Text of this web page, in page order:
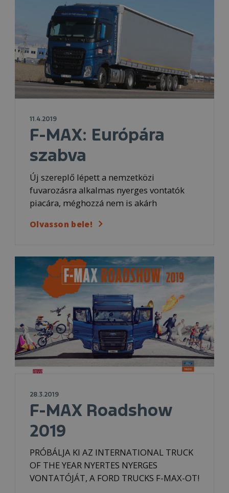
11.4.2019
F-MAX: Európára
szabva
Új szereplő lépett a nemzetközi
fuvarozásra alkalmas nyerges vontatók
piacára, méghozzá nem is akárh
Olvasson bele!
28.3.2019
F-MAX Roadshow
2019
PRÓBÁLJA KI AZ INTERNATIONAL TRUCK
OF THE YEAR NYERTES NYERGES
VONTATÓJÁT, A FORD TRUCKS F-MAX-OT!